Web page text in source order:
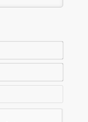
Nom*
E-